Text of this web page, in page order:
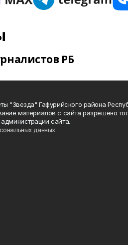
РБ
"Звезда" Гафурийского района
материалов с сайта разрешено
сайта.
данных